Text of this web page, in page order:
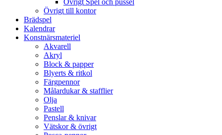
Övrigt Spel och pussel
Övrigt till kontor
Brädspel
Kalendrar
Konstnärsmateriel
Akvarell
Akryl
Block & papper
Blyerts & ritkol
Färgpennor
Målardukar & stafflier
Olja
Pastell
Penslar & knivar
Vätskor & övrigt